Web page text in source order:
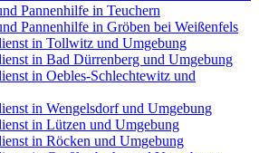
Pannenhilfe in Teuchern
Pannenhilfe in Gröben bei Weißenfels
in Tollwitz und Umgebung
in Bad Dürrenberg und Umgebung
in Oebles-Schlechtewitz und
in Wengelsdorf und Umgebung
in Lützen und Umgebung
in Röcken und Umgebung